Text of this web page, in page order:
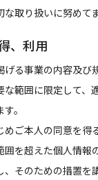
取り扱いに努めて
、利用
げる事業の内容及
な範囲に限定して、
。
めご本人の同意を
囲を超えた個人情報
そのための措置を